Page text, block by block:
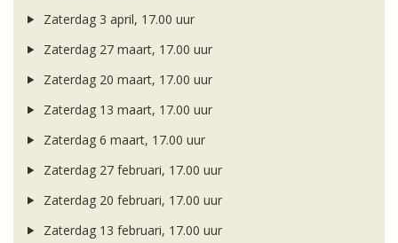
Zaterdag 3 april, 17.00 uur
Zaterdag 27 maart, 17.00 uur
Zaterdag 20 maart, 17.00 uur
Zaterdag 13 maart, 17.00 uur
Zaterdag 6 maart, 17.00 uur
Zaterdag 27 februari, 17.00 uur
Zaterdag 20 februari, 17.00 uur
Zaterdag 13 februari, 17.00 uur